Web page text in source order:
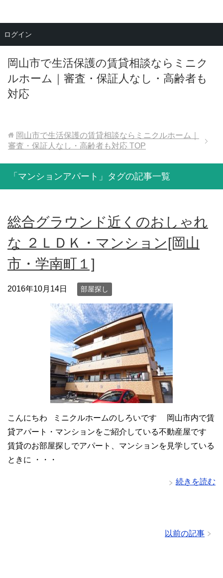
岡山市で生活保護の賃貸相談ならミニク
ルホーム｜審査・保証人なし・高齢者も
対応
メニュー
岡山市で生活保護の賃貸相談ならミニクルホーム｜
審査・保証人なし・高齢者も対応 TOP
「マンションアパート」タグの記事一覧
総合グラウンド近くのおしゃれ
な ２ＬＤＫ・マンション[岡山
市・学南町１]
2016年10月14日 部屋探し
こんにちわ ミニクルホームのしろいです 岡山市内で賃
貸アパート・マンションをご紹介している不動産屋です
賃貸のお部屋探しでアパート、マンションを見学している
ときに ・・・
続きを読む
以前の記事
ログイン